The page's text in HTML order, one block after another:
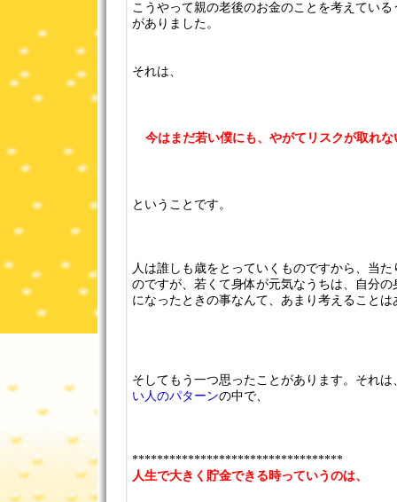
こうやって親の老後のお金のことを考えてい
がありました。
それは、
今はまだ若い僕にも、やがてリスクが取れ
ということです。
人は誰しも歳をとっていくものですから、当
のですが、若くて身体が元気なうちは、自分
になったときの事なんて、あまり考えることは
そしてもう一つ思ったことがあります。それは
い人のパターンの中で、
**********************************
人生で大きく貯金できる時っていうのは、